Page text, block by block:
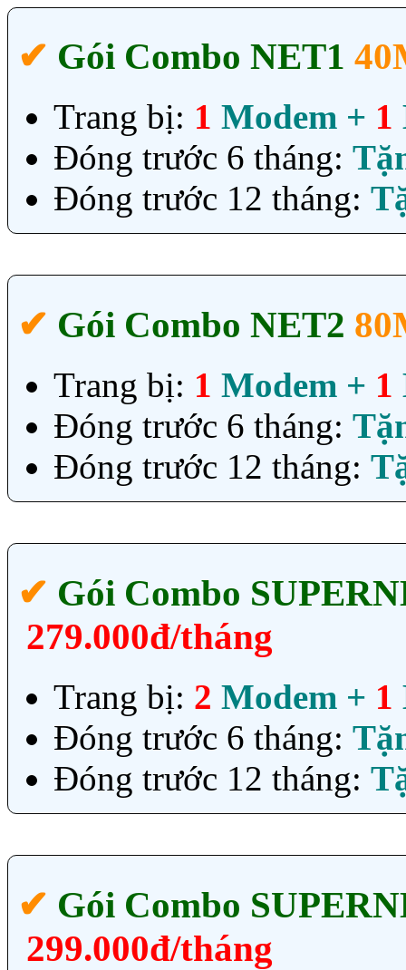
✔‎ Gói Combo NET1
Trang bị: 1 Modem + 1
Đóng trước 6 tháng:
Đóng trước 12 tháng:
✔‎ Gói Combo NET2
Trang bị: 1 Modem + 1
Đóng trước 6 tháng:
Đóng trước 12 tháng:
✔‎ Gói Combo
279.000đ/tháng
Trang bị: 2 Modem + 1
Đóng trước 6 tháng:
Đóng trước 12 tháng:
✔‎ Gói Combo
299.000đ/tháng